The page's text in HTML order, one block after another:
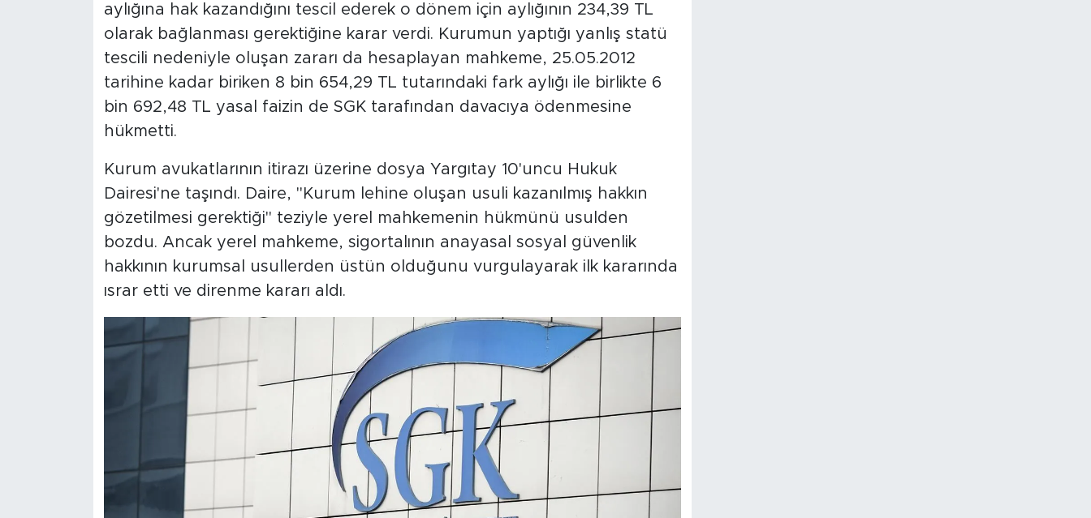
aylığına hak kazandığını tescil ederek o dönem için aylığının 234,39 TL
olarak bağlanması gerektiğine karar verdi. Kurumun yaptığı yanlış statü
tescili nedeniyle oluşan zararı da hesaplayan mahkeme, 25.05.2012
tarihine kadar biriken 8 bin 654,29 TL tutarındaki fark aylığı ile birlikte 6
bin 692,48 TL yasal faizin de SGK tarafından davacıya ödenmesine
hükmetti.
Kurum avukatlarının itirazı üzerine dosya Yargıtay 10'uncu Hukuk
Dairesi'ne taşındı. Daire, "Kurum lehine oluşan usuli kazanılmış hakkın
gözetilmesi gerektiği" teziyle yerel mahkemenin hükmünü usulden
bozdu. Ancak yerel mahkeme, sigortalının anayasal sosyal güvenlik
hakkının kurumsal usullerden üstün olduğunu vurgulayarak ilk kararında
ısrar etti ve direnme kararı aldı.